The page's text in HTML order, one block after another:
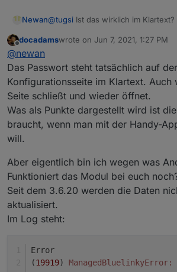
Newan@tugsi Ist das wirklich im
issues, dann geht es nicht unter.
docadamswrote on Jun 7, 2021, 1:27 PM
last edited by
@newan
Das Passwort steht tatsächlich auf der
Konfigurationsseite im Klartext. Auch
Seite schließt und wieder öffnet.
Was als Punkte dargestellt wird ist
braucht, wenn man mit der Handy-
will.
Aber eigentlich bin ich wegen was
Funktioniert das Modul bei euch
Seit dem 3.6.20 werden die Daten
aktualisiert.
Im Log steht:
Error
(19919) ManagedBluelinkyError: